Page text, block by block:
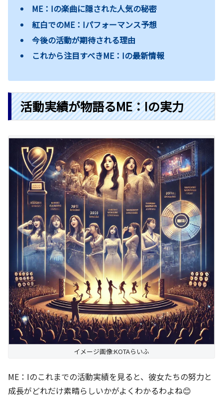
ME：Iの楽曲に隠された人気の秘密
紅白でのME：Iパフォーマンス予想
今後の活動が期待される理由
これから注目すべきME：Iの最新情報
活動実績が物語るME：Iの実力
イメージ画像:KOTAらいふ
ME：Iのこれまでの活動実績を見ると、彼女たちの努力と
成長がどれだけ素晴らしいかがよくわかるわよね😊